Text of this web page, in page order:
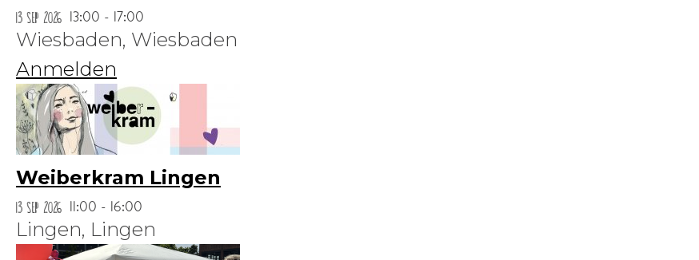
13 Sep 2026 13:00 - 17:00
Wiesbaden, Wiesbaden
Anmelden
Weiberkram Lingen
13 Sep 2026 11:00 - 16:00
Lingen, Lingen